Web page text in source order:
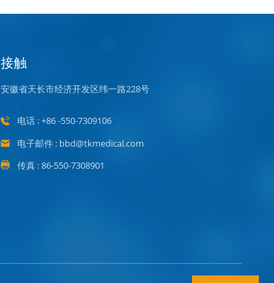
接触
安徽省天长市经济开发区纬一路228号
电话 : +86 -550-7309106
电子邮件 : bbd@tkmedical.com
传真 : 86-550-7308901